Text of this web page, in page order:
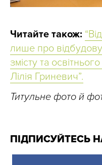
Читайте також:
лише про
змісту та
Лілія Гриневич”.
Титульне фото й
ПІДПИСУЙТЕСЬ